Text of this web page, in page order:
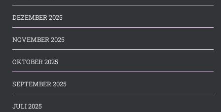
DEZEMBER 2025
NOVEMBER 2025
OKTOBER 2025
SEPTEMBER 2025
JULI 2025